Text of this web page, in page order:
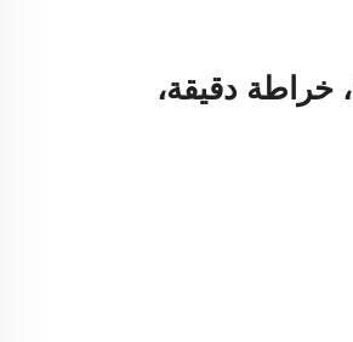
خدمة احترافية لأجزاء خراطة CNC، خراطة دقيقة،